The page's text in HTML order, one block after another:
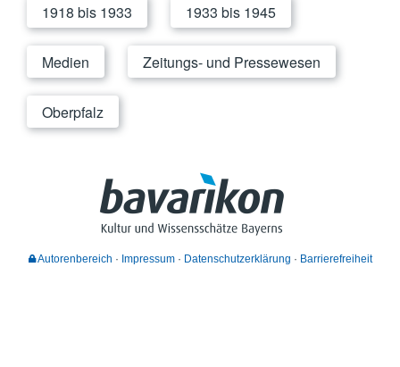
1918 bis 1933 1933 bis 1945
Medien Zeitungs- und Pressewesen
Oberpfalz
Autorenbereich Impressum Datenschutzerklärung Barrierefreiheit